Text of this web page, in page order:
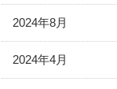
2024年8月
2024年4月